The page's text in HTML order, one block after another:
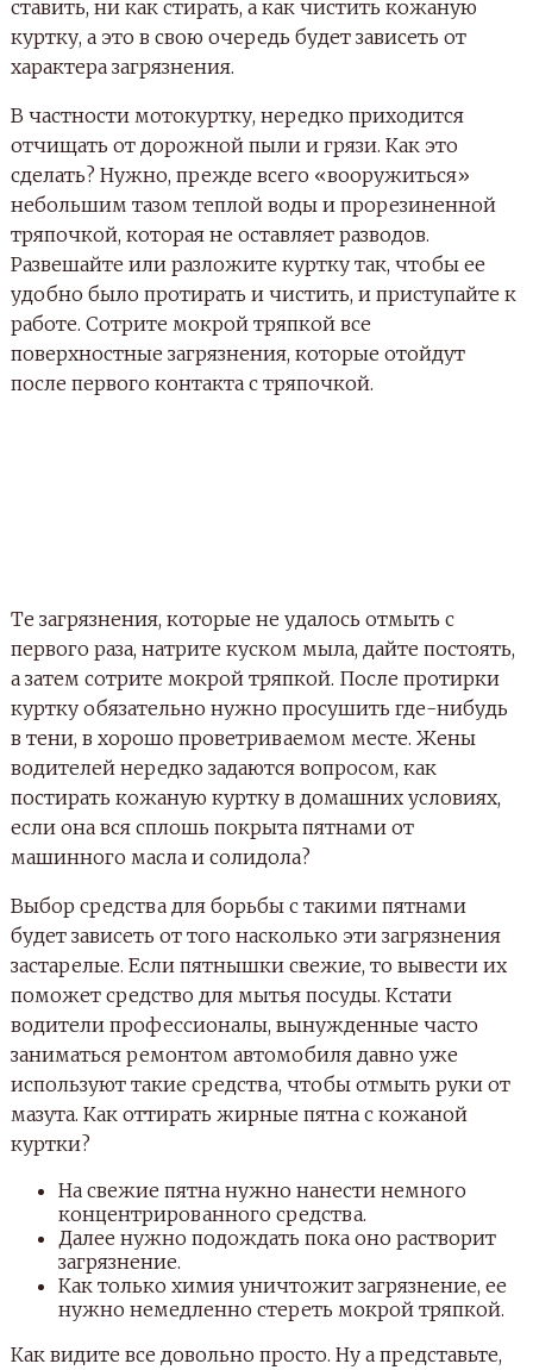
ставить, ни как стирать, а как чистить кожаную
куртку, а это в свою очередь будет зависеть от
характера загрязнения.
В частности мотокуртку, нередко приходится
отчищать от дорожной пыли и грязи. Как это
сделать? Нужно, прежде всего «вооружиться»
небольшим тазом теплой воды и прорезиненной
тряпочкой, которая не оставляет разводов.
Развешайте или разложите куртку так, чтобы ее
удобно было протирать и чистить, и приступайте к
работе. Сотрите мокрой тряпкой все
поверхностные загрязнения, которые отойдут
после первого контакта с тряпочкой.
Те загрязнения, которые не удалось отмыть с
первого раза, натрите куском мыла, дайте постоять,
а затем сотрите мокрой тряпкой. После протирки
куртку обязательно нужно просушить где-нибудь
в тени, в хорошо проветриваемом месте. Жены
водителей нередко задаются вопросом, как
постирать кожаную куртку в домашних условиях,
если она вся сплошь покрыта пятнами от
машинного масла и солидола?
Выбор средства для борьбы с такими пятнами
будет зависеть от того насколько эти загрязнения
застарелые. Если пятнышки свежие, то вывести их
поможет средство для мытья посуды. Кстати
водители профессионалы, вынужденные часто
заниматься ремонтом автомобиля давно уже
используют такие средства, чтобы отмыть руки от
мазута. Как оттирать жирные пятна с кожаной
куртки?
На свежие пятна нужно нанести немного
концентрированного средства.
Далее нужно подождать пока оно растворит
загрязнение.
Как только химия уничтожит загрязнение, ее
нужно немедленно стереть мокрой тряпкой.
Как видите все довольно просто. Ну а представьте,